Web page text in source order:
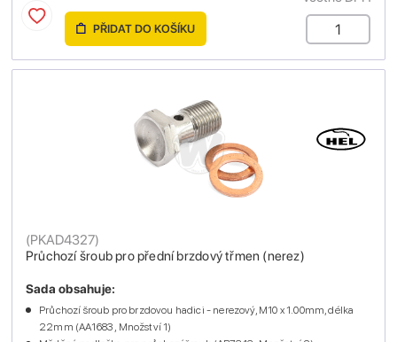
PŘIDAT DO KOŠÍKU
Průchozí šroub pro přední brzdový třmen (nerez)
(PKAD4327)
Sada obsahuje:
Průchozí šroub pro brzdovou hadici - nerezový, M10 x 1.00mm, délka
22mm (AA1683 , Množství 1)